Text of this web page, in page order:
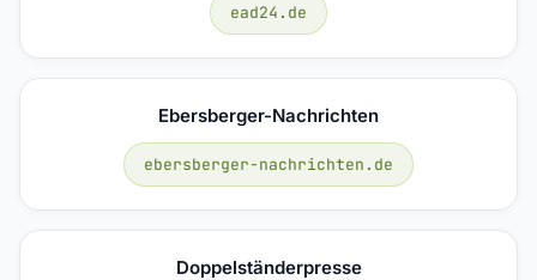
ead24.de
Ebersberger-Nachrichten
ebersberger-nachrichten.de
Doppelständerpresse